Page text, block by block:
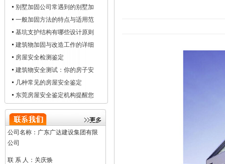
别墅加固公司常遇到的别墅加
一般加固方法的特点与适用范
基坑支护结构有哪些设计原则
建筑物加固与改造工作的详细
房屋安全检测鉴定
建筑物安全测试：你的房子安
几种常见的房屋安全鉴定
东莞房屋安全鉴定机构提醒您
公司名称：广东广达建设集团有限
公司
联 系 人：关庆焕